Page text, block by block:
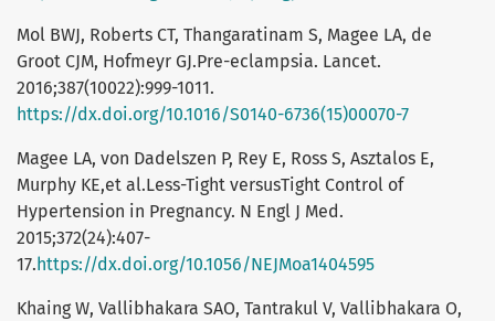
Mol BWJ, Roberts CT, Thangaratinam S, Magee LA, de
Groot CJM, Hofmeyr GJ.Pre-eclampsia. Lancet.
2016;387(10022):999-1011.
https://dx.doi.org/10.1016/S0140-6736(15)00070-7
Magee LA, von Dadelszen P, Rey E, Ross S, Asztalos E,
Murphy KE,et al.Less-Tight versusTight Control of
Hypertension in Pregnancy. N Engl J Med.
2015;372(24):407-
17. https://dx.doi.org/10.1056/NEJMoa1404595
Khaing W, Vallibhakara SAO, Tantrakul V, Vallibhakara O,